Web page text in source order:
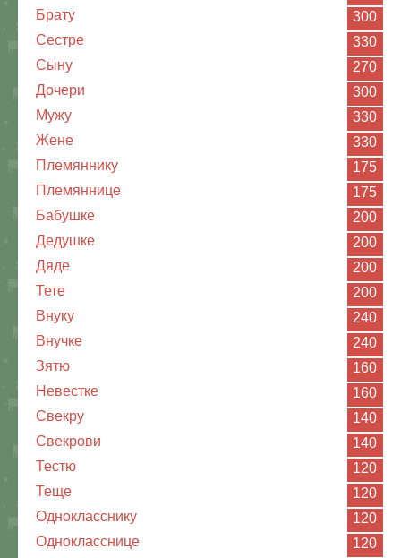
Брату
300
Сестре
330
Сыну
270
Дочери
300
Мужу
330
Жене
330
Племяннику
175
Племяннице
175
Бабушке
200
Дедушке
200
Дяде
200
Тете
200
Внуку
240
Внучке
240
Зятю
160
Невестке
160
Свекру
140
Свекрови
140
Тестю
120
Теще
120
Однокласснику
120
Однокласснице
120